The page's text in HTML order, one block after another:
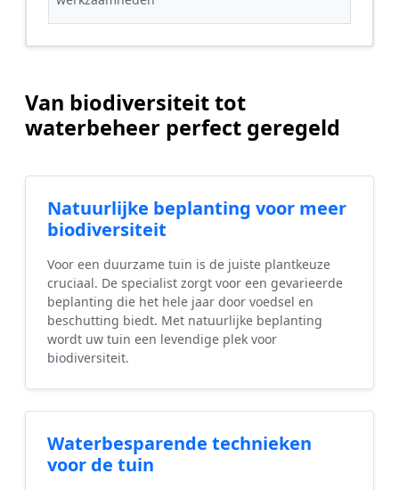
Van biodiversiteit tot
waterbeheer perfect geregeld
Natuurlijke beplanting voor meer
biodiversiteit
Voor een duurzame tuin is de juiste plantkeuze
cruciaal. De specialist zorgt voor een gevarieerde
beplanting die het hele jaar door voedsel en
beschutting biedt. Met natuurlijke beplanting
wordt uw tuin een levendige plek voor
biodiversiteit.
Waterbesparende technieken
voor de tuin